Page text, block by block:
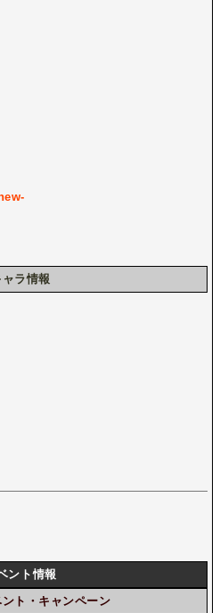
ャラ情報
ント情報
ト・キャンペーン